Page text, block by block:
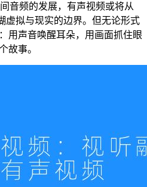
音频的发展，有声视频或将从
虚拟与现实的边界。但无论形式
用声音唤醒耳朵，用画面抓住眼
故事。